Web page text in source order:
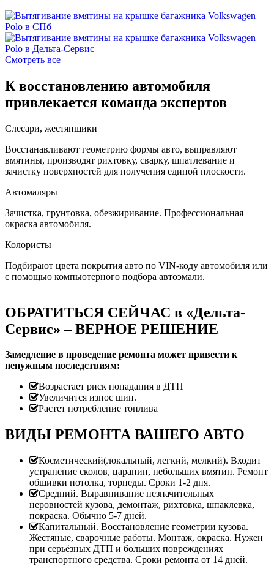
Смотреть все
К восстановлению автомобиля
привлекается команда экспертов
Слесари, жестянщики
Восстанавливают геометрию формы авто, выправляют
вмятины, производят рихтовку, сварку, шпатлевание и
зачистку поверхностей для получения единой плоскости.
Автомаляры
Зачистка, грунтовка, обезжиривание. Профессиональная
окраска автомобиля.
Колористы
Подбирают цвета покрытия авто по VIN-коду автомобиля или
с помощью компьютерного подбора автоэмали.
ОБРАТИТЬСЯ СЕЙЧАС в «Дельта-
Сервис» – ВЕРНОЕ РЕШЕНИЕ
Замедление в проведение ремонта может привести к
ненужным последствиям:
Возрастает риск попадания в ДТП
Увеличится износ шин.
Растет потребление топлива
ВИДЫ РЕМОНТА ВАШЕГО АВТО
Косметический(локальный, легкий, мелкий). Входит
устранение сколов, царапин, небольших вмятин. Ремонт
обшивки потолка, торпеды. Сроки 1-2 дня.
Средний. Выравнивание незначительных
неровностей кузова, демонтаж, рихтовка, шпаклевка,
покраска. Обычно 5-7 дней.
Капитальный. Восстановление геометрии кузова.
Жестяные, сварочные работы. Монтаж, окраска. Нужен
при серьёзных ДТП и больших повреждениях
транспортного средства. Сроки ремонта от 14 дней.